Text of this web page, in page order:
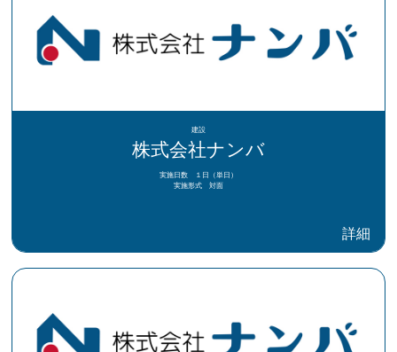
建設
株式会社ナンバ
実施日数 １日（単日）
実施形式 対面
詳細